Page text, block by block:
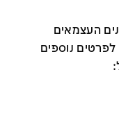
העצמאים
לפרטים נוספים
: